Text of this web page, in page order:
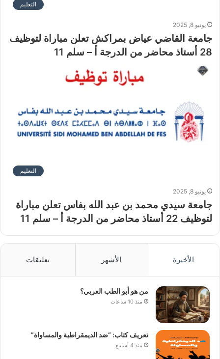
التعليم
يونيو 8, 2025
جامعة القاضي عياض بمراكش تعلن مباراة لتوظيف
28 أستاذ محاضر من الدرجة أ – سلم 11
التعليم
يونيو 8, 2025
جامعة سيدي محمد بن عبد الله بفاس تعلن مباراة
لتوظيف 22 أستاذ محاضر من الدرجة أ – سلم 11
الأخيرة الأشهر تعليقات
من هو أبو الطب العربي؟
منذ 10 ساعات
تعريف كتاب: “ضد الديمقراطية والمساواة”
منذ 4 أسابيع